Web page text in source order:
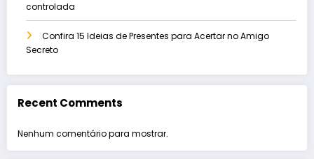
controlada
Confira 15 Ideias de Presentes para Acertar no Amigo
Secreto
Recent Comments
Nenhum comentário para mostrar.